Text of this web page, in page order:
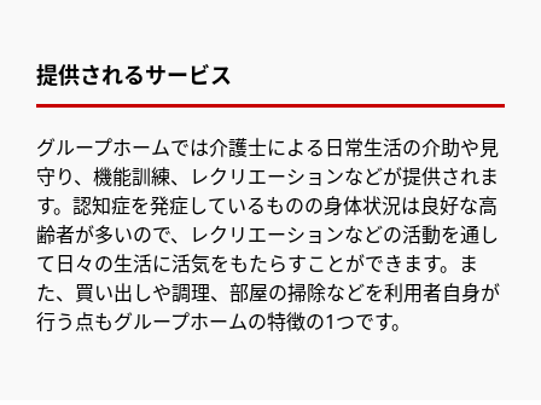
提供されるサービス
グループホームでは介護士による日常生活の介助や見
守り、機能訓練、レクリエーションなどが提供されま
す。認知症を発症しているものの身体状況は良好な高
齢者が多いので、レクリエーションなどの活動を通し
て日々の生活に活気をもたらすことができます。ま
た、買い出しや調理、部屋の掃除などを利用者自身が
行う点もグループホームの特徴の1つです。